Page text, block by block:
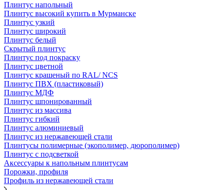
Плинтус напольный
Плинтус высокий купить в Мурманске
Плинтус узкий
Плинтус широкий
Плинтус белый
Скрытый плинтус
Плинтус под покраску
Плинтус цветной
Плинтус крашеный по RAL/ NCS
Плинтус ПВХ (пластиковый)
Плинтус МДФ
Плинтус шпонированный
Плинтус из массива
Плинтус гибкий
Плинтус алюминиевый
Плинтус из нержавеющей стали
Плинтусы полимерные (экополимер, дюрополимер)
Плинтус с подсветкой
Аксессуары к напольным плинтусам
Порожки, профиля
Профиль из нержавеющей стали